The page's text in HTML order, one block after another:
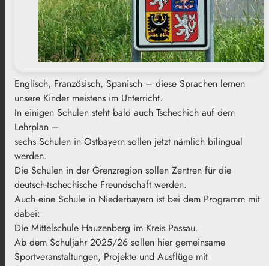
Englisch, Französisch, Spanisch – diese Sprachen lernen
unsere Kinder meistens im Unterricht.
In einigen Schulen steht bald auch Tschechich auf dem
Lehrplan –
sechs Schulen in Ostbayern sollen jetzt nämlich bilingual
werden.
Die Schulen in der Grenzregion sollen Zentren für die
deutsch-tschechische Freundschaft werden.
Auch eine Schule in Niederbayern ist bei dem Programm mit
dabei:
Die Mittelschule Hauzenberg im Kreis Passau.
Ab dem Schuljahr 2025/26 sollen hier gemeinsame
Sportveranstaltungen, Projekte und Ausflüge mit